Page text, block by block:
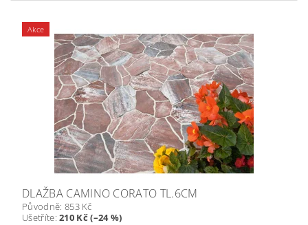
Akce
DLAŽBA CAMINO CORATO TL.6CM
Původně: 853 Kč
Ušetříte:210 Kč (–24 %)